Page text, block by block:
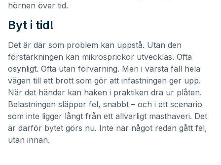
hörnen över tid.
Byt i tid!
Det är där som problem kan uppstå. Utan den
förstärkningen kan mikrosprickor utvecklas. Ofta
osynligt. Ofta utan förvarning. Men i värsta fall hela
vägen till ett brott som gör att infästningen ger upp.
När det händer kan haken i praktiken dra ur plåten.
Belastningen släpper fel, snabbt – och i ett scenario
som inte ligger långt från ett allvarligt masthaveri. Det
är därför bytet görs nu. Inte när något redan gått fel,
utan innan.